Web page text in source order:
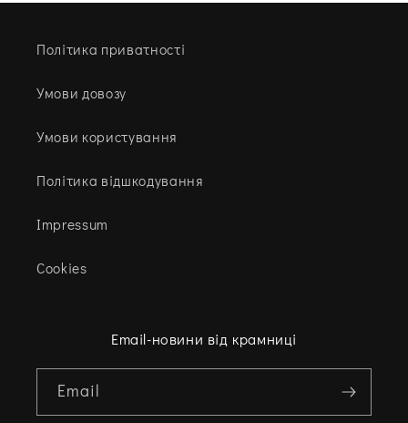
Політика приватності
Умови довозу
Умови користування
Політика відшкодування
Impressum
Cookies
Email-новини від крамниці
Email